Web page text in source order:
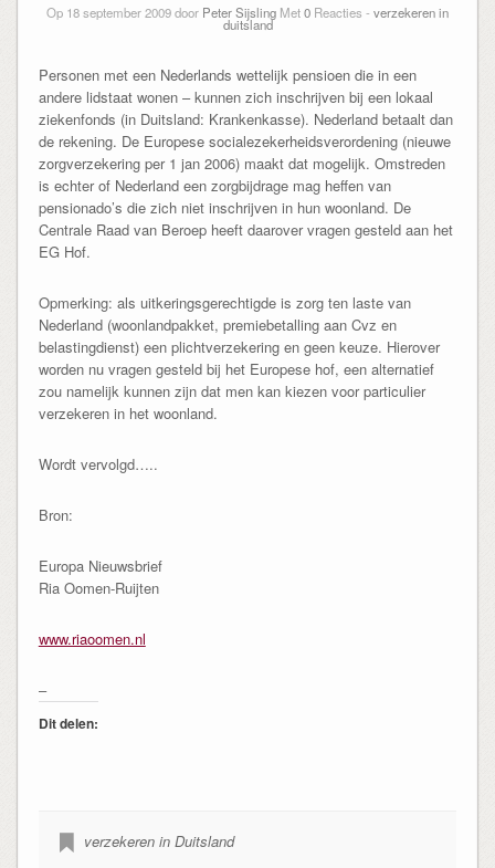
Op 18 september 2009 door Peter Sijsling Met0 Reacties - verzekeren in
duitsland
Personen met een Nederlands wettelijk pensioen die in een
andere lidstaat wonen – kunnen zich inschrijven bij een lokaal
ziekenfonds (in Duitsland: Krankenkasse). Nederland betaalt dan
de rekening. De Europese socialezekerheidsverordening (nieuwe
zorgverzekering per 1 jan 2006) maakt dat mogelijk. Omstreden
is echter of Nederland een zorgbijdrage mag heffen van
pensionado’s die zich niet inschrijven in hun woonland. De
Centrale Raad van Beroep heeft daarover vragen gesteld aan het
EG Hof.
Opmerking: als uitkeringsgerechtigde is zorg ten laste van
Nederland (woonlandpakket, premiebetalling aan Cvz en
belastingdienst) een plichtverzekering en geen keuze. Hierover
worden nu vragen gesteld bij het Europese hof, een alternatief
zou namelijk kunnen zijn dat men kan kiezen voor particulier
verzekeren in het woonland.
Wordt vervolgd…..
Bron:
Europa Nieuwsbrief
Ria Oomen-Ruijten
www.riaoomen.nl
–
Dit delen:
verzekeren in Duitsland